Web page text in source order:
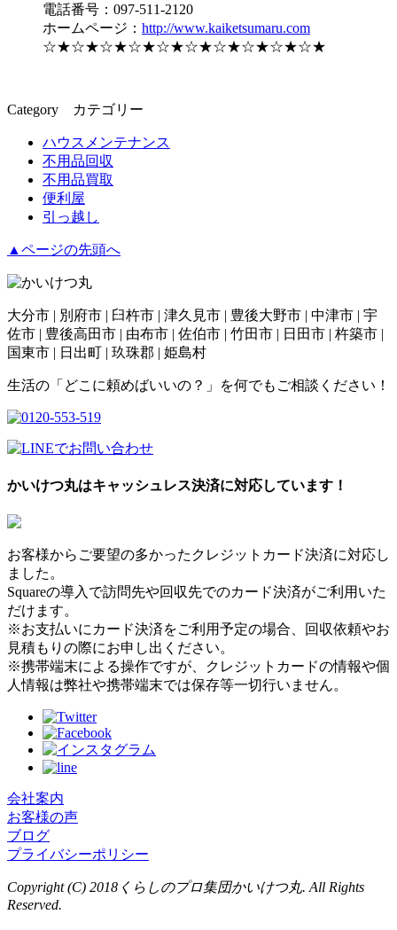
電話番号：097-511-2120
ホームページ： http://www.kaiketsumaru.com
☆★☆★☆★☆★☆★☆★☆★☆★☆★☆★
Category カテゴリー
ハウスメンテナンス
不用品回収
不用品買取
便利屋
引っ越し
▲ページの先頭へ
大分市 | 別府市 | 臼杵市 | 津久見市 | 豊後大野市 | 中津市 | 宇
佐市 | 豊後高田市 | 由布市 | 佐伯市 | 竹田市 | 日田市 | 杵築市 |
国東市 | 日出町 | 玖珠郡 | 姫島村
生活の「どこに頼めばいいの？」を何でもご相談ください！
かいけつ丸はキャッシュレス決済に対応しています！
お客様からご要望の多かったクレジットカード決済に対応し
ました。
Squareの導入で訪問先や回収先でのカード決済がご利用いた
だけます。
※お支払いにカード決済をご利用予定の場合、回収依頼やお
見積もりの際にお申し出ください。
※携帯端末による操作ですが、クレジットカードの情報や個
人情報は弊社や携帯端末では保存等一切行いません。
会社案内
お客様の声
ブログ
プライバシーポリシー
Copyright (C) 2018くらしのプロ集団かいけつ丸. All Rights
Reserved.